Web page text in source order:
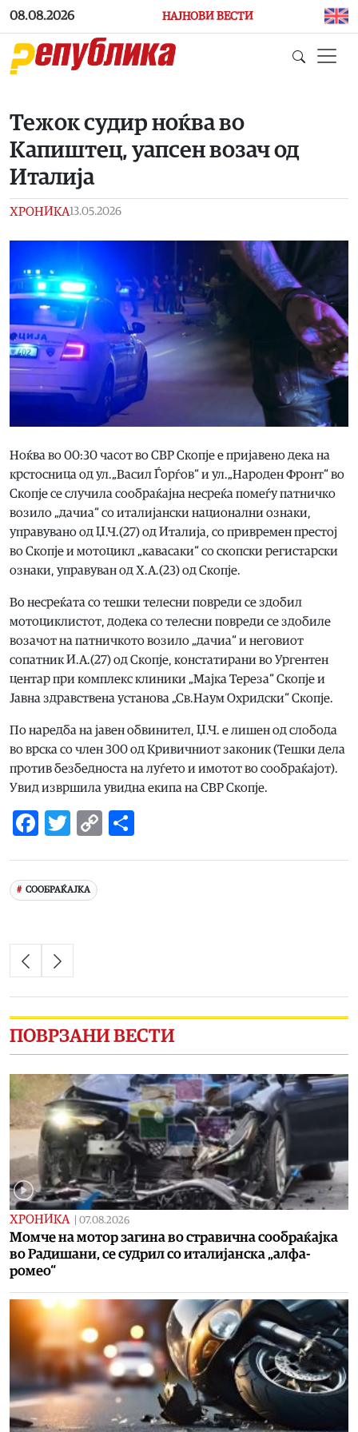
Skip to main content
08.08.2026 НАЈНОВИ ВЕСТИ
Тежок судир ноќва во
Капиштец, уапсен возач од
Италија
ХРОНИКА13.05.2026
Ноќва во 00:30 часот во СВР Скопје е пријавено дека на
крстосница од ул.„Васил Ѓорѓов“ и ул.„Народен Фронт“ во
Скопје се случила сообраќајна несреќа помеѓу патничко
возило „дачиа“ со италијански национални ознаки,
управувано од Џ.Ч.(27) од Италија, со привремен престој
во Скопје и мотоцикл „кавасаки“ со скопски регистарски
ознаки, управуван од Х.А.(23) од Скопје.
Во несреќата со тешки телесни повреди се здобил
мотоциклистот, додека со телесни повреди се здобиле
возачот на патничкото возило „дачиа“ и неговиот
сопатник И.А.(27) од Скопје, констатирани во Ургентен
центар при комплекс клиники „Мајка Тереза“ Скопје и
Јавна здравствена установа „Св.Наум Охридски“ Скопје.
По наредба на јавен обвинител, Џ.Ч. е лишен од слобода
во врска со член 300 од Кривичниот законик (Тешки дела
против безбедноста на луѓето и имотот во сообраќајот).
Увид извршила увидна екипа на СВР Скопје.
Facebook
Twitter
Copy
СООБРАЌАЈКА
ПОВРЗАНИ ВЕСТИ
ХРОНИКА | 07.08.2026
Момче на мотор загина во стравична сообраќајка
во Радишани, се судрил со италијанска „алфа-
ромео“